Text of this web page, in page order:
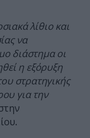
λίθιο και
να
διάστημα οι
η εξόρυξη
στρατηγικής
για την